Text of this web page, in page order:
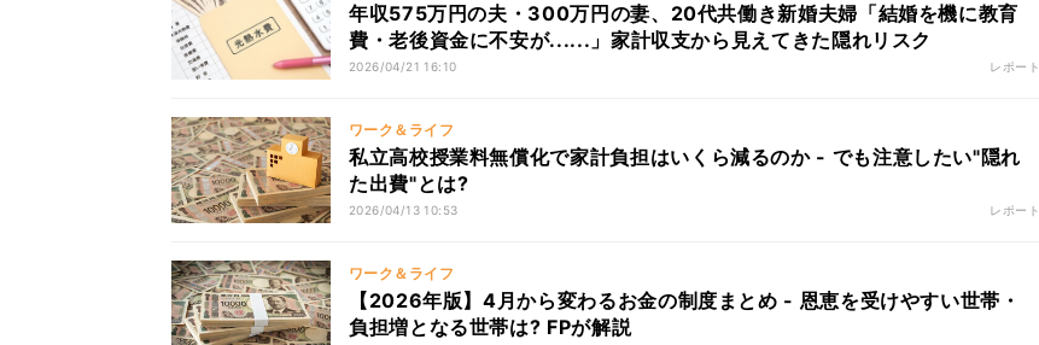
年収575万円の夫・300万円の妻、20代共働き新婚夫婦「結婚を機に教育
費・老後資金に不安が......」家計収支から見えてきた隠れリスク
2026/04/21 16:10 レポート
ワーク＆ライフ
私立高校授業料無償化で家計負担はいくら減るのか - でも注意したい"隠れ
た出費"とは?
2026/04/13 10:53 レポート
ワーク＆ライフ
【2026年版】4月から変わるお金の制度まとめ - 恩恵を受けやすい世帯・
負担増となる世帯は? FPが解説